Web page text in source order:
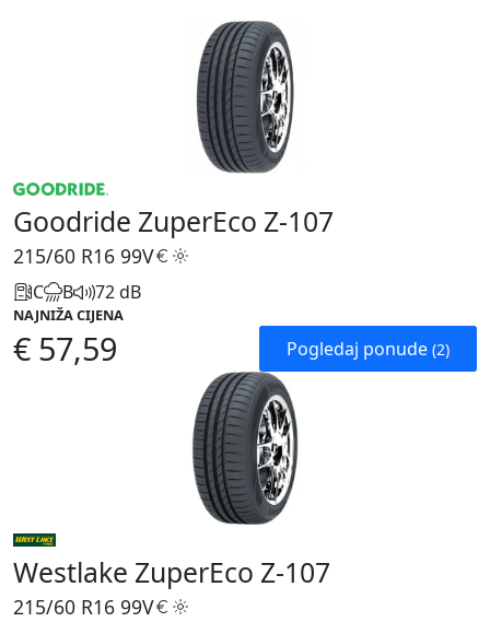
Goodride ZuperEco Z-107
215/60 R16 99V
C B 72 dB
NAJNIŽA CIJENA
€ 57,59 Pogledaj ponude (2)
Westlake ZuperEco Z-107
215/60 R16 99V